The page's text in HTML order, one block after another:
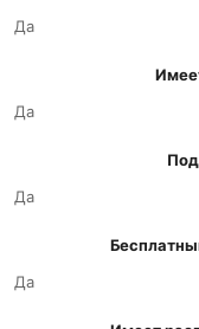
Да
Да
Да
Да